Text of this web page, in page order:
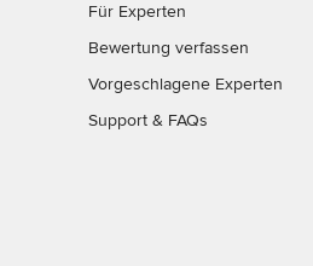
Für Experten
Bewertung verfassen
Vorgeschlagene Experten
Support & FAQs